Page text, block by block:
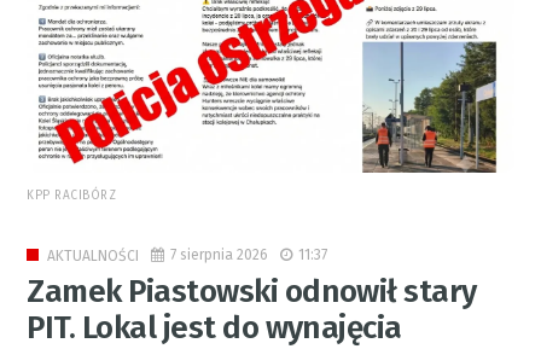
KPP RACIBÓRZ
AKTUALNOŚCI 7 sierpnia 2026 11:37
Zamek Piastowski odnowił stary
PIT. Lokal jest do wynajęcia